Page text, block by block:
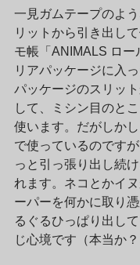
一見ガムテープのよ
リットから引き出し
モ帳「ANIMALS ロー
リアパッケージに入
パッケージのスリッ
して、ミシン目のと
使います。だがしか
で使っているのです
っと引っ張り出し続
れます。ネコとかイ
ーパーを何かに取り
るぐるひっぱり出し
じ心境です（本当か？